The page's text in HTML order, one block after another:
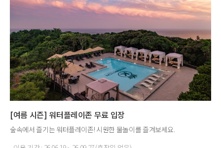
[여름 시즌] 워터플레이존 무료 입장
숲속에서 즐기는 워터플레이존! 시원한 물놀이를 즐겨보세요.